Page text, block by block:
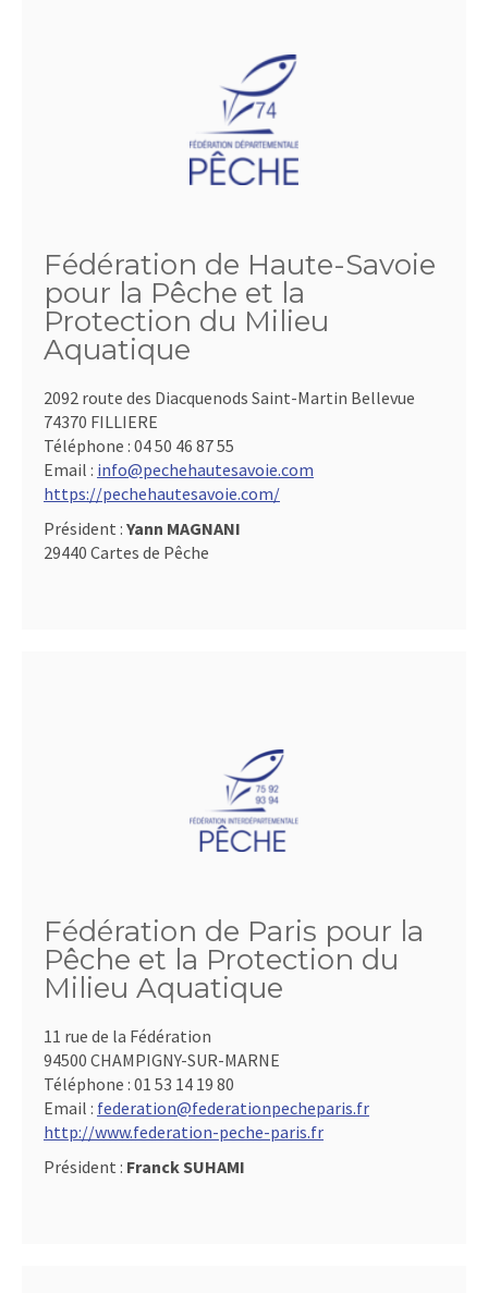
Fédération de Haute-Savoie
pour la Pêche et la
Protection du Milieu
Aquatique
2092 route des Diacquenods Saint-Martin Bellevue
74370 FILLIERE
Téléphone : 04 50 46 87 55
Email : info@pechehautesavoie.com
https://pechehautesavoie.com/
Président : Yann MAGNANI
29440 Cartes de Pêche
Fédération de Paris pour la
Pêche et la Protection du
Milieu Aquatique
11 rue de la Fédération
94500 CHAMPIGNY-SUR-MARNE
Téléphone : 01 53 14 19 80
Email : federation@federationpecheparis.fr
http://www.federation-peche-paris.fr
Président : Franck SUHAMI